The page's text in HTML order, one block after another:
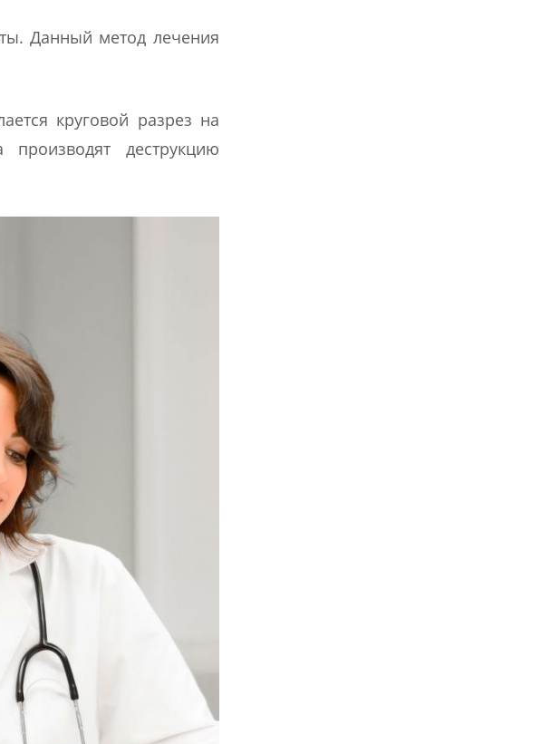
Данный метод лечения
круговой разрез на
деструкцию